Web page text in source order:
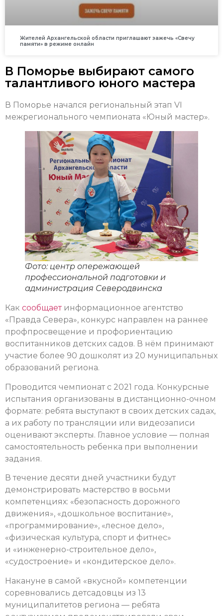
Жителей Архангельской области приглашают зажечь «Свечу
памяти» в режиме онлайн
В Поморье выбирают самого
талантливого юного мастера
В Поморье начался региональный этап VI
межрегионального чемпионата «Юный мастер».
Фото: центр опережающей
профессиональной подготовки и
администрация Северодвинска
Как сообщаетинформационное агентство
«Правда Севера», конкурс направлен на раннее
профпросвещение и профориентацию
воспитанников детских садов. В нём принимают
участие более 90 дошколят из 20 муниципальных
образований региона.
Проводится чемпионат с 2021 года. Конкурсные
испытания организованы в дистанционно-очном
формате: ребята выступают в своих детских садах,
а их работу по трансляции или видеозаписи
оценивают эксперты. Главное условие — полная
самостоятельность ребенка при выполнении
задания.
В течение десяти дней участники будут
демонстрировать мастерство в восьми
компетенциях: «безопасность дорожного
движения», «дошкольное воспитание»,
«программирование», «лесное дело»,
«физическая культура, спорт и фитнес»
и «инженерно-строительное дело»,
«судостроение» и «кондитерское дело».
Накануне в самой «вкусной» компетенции
соревновались детсадовцы из 13
муниципалитетов региона — ребята